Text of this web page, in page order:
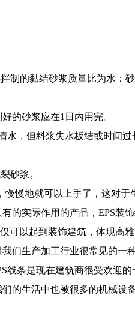
制的黏结砂浆质量比为水：
的砂浆应在1日内用完。
水，但料浆失水板结或时间
砂浆。
慢地就可以上手了，这对于
的实际作用的产品，EPS装
可以起到装饰建筑，体现高
们生产加工行业很常见的一
线条是现在建筑商很受欢迎的
的生活中也被很多的机械设